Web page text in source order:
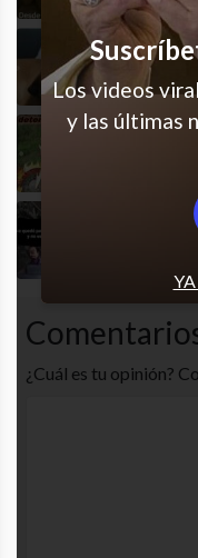
Somos
Uf
¿Cuál es tu opinión?
Los videos
y las últimas